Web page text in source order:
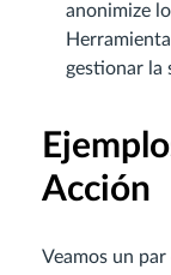
anonimize
gestionar la
Acción
Veamos un